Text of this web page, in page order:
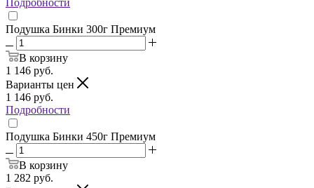
Подушка Бинки 300г Премиум
В корзину
1 146 руб.
Варианты цен
1 146 руб.
Подробности
Подушка Бинки 450г Премиум
В корзину
1 282 руб.